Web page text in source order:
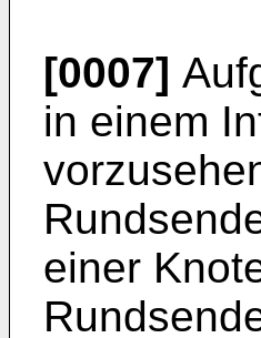
[0007]
in einem
einer